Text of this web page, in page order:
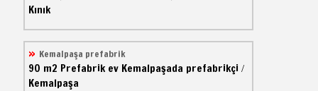
Kınık
Kemalpaşa prefabrik
90 m2 Prefabrik ev Kemalpaşada prefabrikçi /
Kemalpaşa